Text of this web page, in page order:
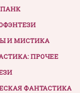
И МИСТИКА
ПРОЧЕЕ
ФАНТАСТИКА